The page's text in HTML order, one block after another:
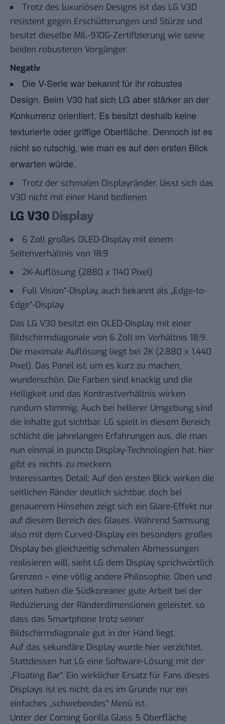
Trotz des luxuriösen Designs ist das LG V30
resistent gegen Erschütterungen und Stürze und
besitzt dieselbe MIL-910G-Zertifizierung wie seine
beiden robusteren Vorgänger.
Negativ
Die V-Serie war bekannt für ihr robustes
Design. Beim V30 hat sich LG aber stärker an der
Konkurrenz orientiert. Es besitzt deshalb keine
texturierte oder griffige Oberfläche. Dennoch ist es
nicht so rutschig, wie man es auf den ersten Blick
erwarten würde.
Trotz der schmalen Displayränder, lässt sich das
V30 nicht mit einer Hand bedienen
LG V30 Display
6 Zoll großes OLED-Display mit einem
Seitenverhältnis von 18:9
2K-Auflösung (2880 x 1140 Pixel)
Full Vision“-Display, auch bekannt als „Edge-to-
Edge“-Display.
Das LG V30 besitzt ein OLED-Display mit einer
Bildschirmdiagonale von 6 Zoll im Verhältnis 18:9.
Die maximale Auflösung liegt bei 2K (2.880 x 1.440
Pixel). Das Panel ist, um es kurz zu machen,
wunderschön. Die Farben sind knackig und die
Helligkeit und das Kontrastverhältnis wirken
rundum stimmig. Auch bei hellerer Umgebung sind
die Inhalte gut sichtbar. LG spielt in diesem Bereich
schlicht die jahrelangen Erfahrungen aus, die man
nun einmal in puncto Display-Technologien hat, hier
gibt es nichts zu meckern.
Interessantes Detail: Auf den ersten Blick wirken die
seitlichen Ränder deutlich sichtbar, doch bei
genauerem Hinsehen zeigt sich ein Glare-Effekt nur
auf diesem Bereich des Glases. Während Samsung
also mit dem Curved-Display ein besonders großes
Display bei gleichzeitig schmalen Abmessungen
realisieren will, sieht LG dem Display sprichwörtlich
Grenzen – eine völlig andere Philosophie. Oben und
unten haben die Südkoreaner gute Arbeit bei der
Reduzierung der Ränderdimensionen geleistet, so
dass das Smartphone trotz seiner
Bildschirmdiagonale gut in der Hand liegt.
Auf das sekundäre Display wurde hier verzichtet.
Stattdessen hat LG eine Software-Lösung mit der
„Floating Bar“. Ein wirklicher Ersatz für Fans dieses
Displays ist es nicht, da es im Grunde nur ein
einfaches „schwebendes“ Menü ist.
Unter der Corning Gorilla Glass 5 Oberfläche